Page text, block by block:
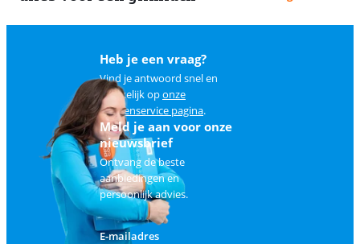
Heb je een vraag?
Vind je antwoord snel en
makkelijk oponze
klantenservice pagina.
Meld je aan voor onze
nieuwsbrief
Ontvang de beste
aanbiedingen en
persoonlijk advies.
E-mailadres